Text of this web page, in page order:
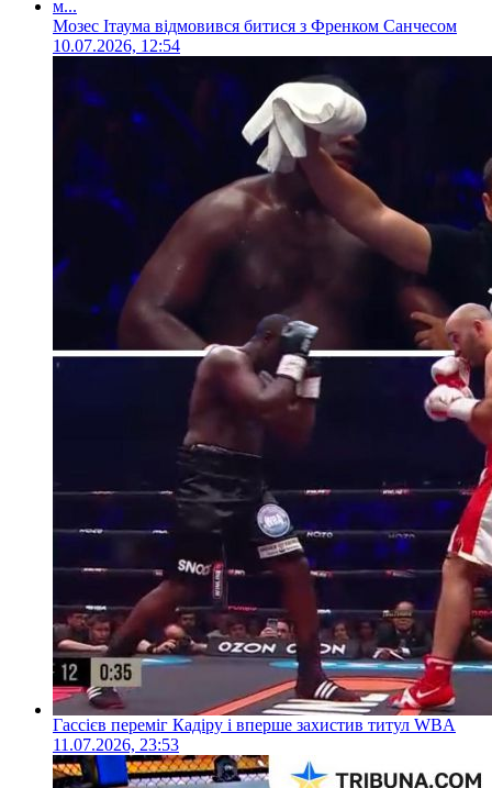
Мозес Ітаума відмовився битися з Френком Санчесом
10.07.2026, 12:54
Гассієв переміг Кадіру і вперше захистив титул WBA
11.07.2026, 23:53